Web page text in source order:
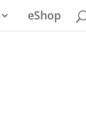
eShop